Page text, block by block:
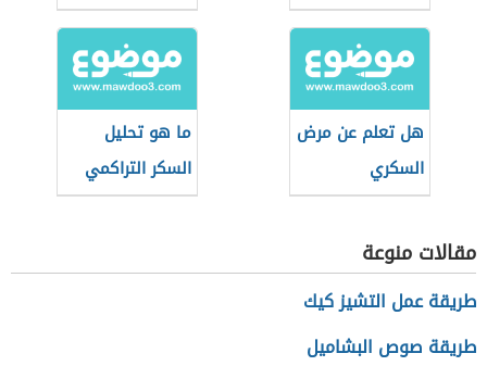
هل تعلم عن مرض
السكري
ما هو تحليل
السكر التراكمي
للحامل
مقالات منوعة
طريقة عمل التشيز كيك
طريقة صوص البشاميل